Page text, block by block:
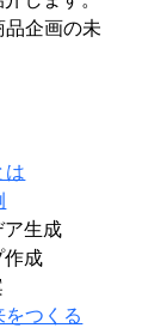
企画の未
は
生成
作成
つくる